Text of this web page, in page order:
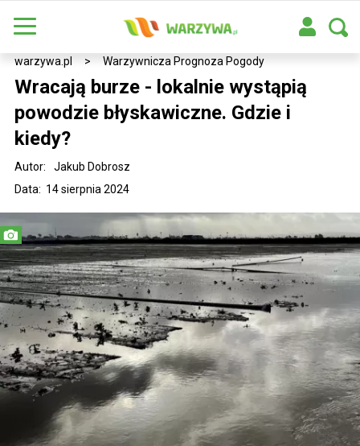
warzywa.pl > Warzywnicza Prognoza Pogody
Wracają burze - lokalnie wystąpią
powodzie błyskawiczne. Gdzie i
kiedy?
Data: 14 sierpnia 2024
Autor: Jakub Dobrosz